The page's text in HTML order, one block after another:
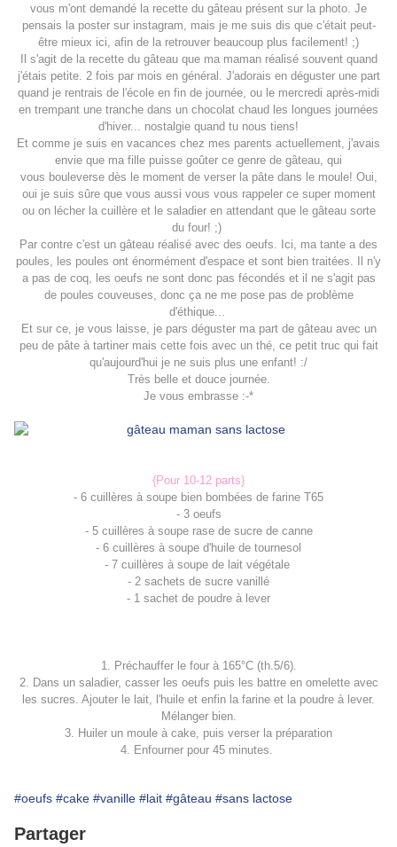
vous m'ont demandé la recette du gâteau présent sur la photo. Je
pensais la poster sur instagram, mais je me suis dis que c'était peut-
être mieux ici, afin de la retrouver beaucoup plus facilement! ;)
Il s'agit de la recette du gâteau que ma maman réalisé souvent quand
j'étais petite. 2 fois par mois en général. J'adorais en déguster une part
quand je rentrais de l'école en fin de journée, ou le mercredi après-midi
en trempant une tranche dans un chocolat chaud les longues journées
d'hiver... nostalgie quand tu nous tiens!
Et comme je suis en vacances chez mes parents actuellement, j'avais
envie que ma fille puisse goûter ce genre de gâteau, qui
vous bouleverse dès le moment de verser la pâte dans le moule! Oui,
oui je suis sûre que vous aussi vous vous rappeler ce super moment
ou on lécher la cuillère et le saladier en attendant que le gâteau sorte
du four! ;)
Par contre c'est un gâteau réalisé avec des oeufs. Ici, ma tante a des
poules, les poules ont énormément d'espace et sont bien traitées. Il n'y
a pas de coq, les oeufs ne sont donc pas fécondés et il ne s'agit pas
de poules couveuses, donc ça ne me pose pas de problème
d'éthique...
Et sur ce, je vous laisse, je pars déguster ma part de gâteau avec un
peu de pâte à tartiner mais cette fois avec un thé, ce petit truc qui fait
qu'aujourd'hui je ne suis plus une enfant! :/
Très belle et douce journée.
Je vous embrasse :-*
{Pour 10-12 parts}
- 6 cuillères à soupe bien bombées de farine T65
- 3 oeufs
- 5 cuillères à soupe rase de sucre de canne
- 6 cuillères à soupe d'huile de tournesol
- 7 cuillères à soupe de lait végétale
- 2 sachets de sucre vanillé
- 1 sachet de poudre à lever
1. Préchauffer le four à 165°C (th.5/6).
2. Dans un saladier, casser les oeufs puis les battre en omelette avec
les sucres. Ajouter le lait, l'huile et enfin la farine et la poudre à lever.
Mélanger bien.
3. Huiler un moule à cake, puis verser la préparation
4. Enfourner pour 45 minutes.
#oeufs #cake #vanille #lait #gâteau #sans lactose
Partager